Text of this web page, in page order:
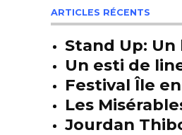
ARTICLES RÉCENTS
Stand Up:
Un esti de
Festival Île
Les
Jourdan